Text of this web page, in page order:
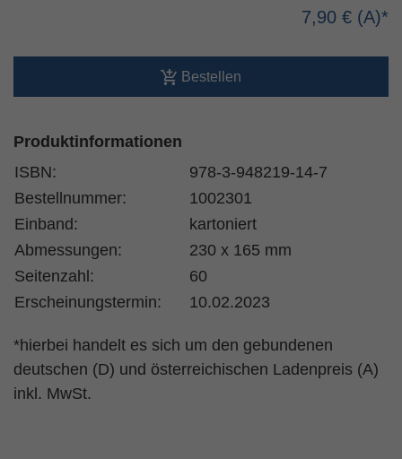
7,90 €
Bestellen
Produktinformationen
ISBN:
978-3-948219-14-7
Bestellnummer:
1002301
Einband:
kartoniert
Abmessungen:
230 x 165 mm
Seitenzahl:
60
Erscheinungstermin:
10.02.2023
*hierbei handelt es sich um den gebundenen
deutschen (D) und österreichischen Ladenpreis (A)
inkl. MwSt.